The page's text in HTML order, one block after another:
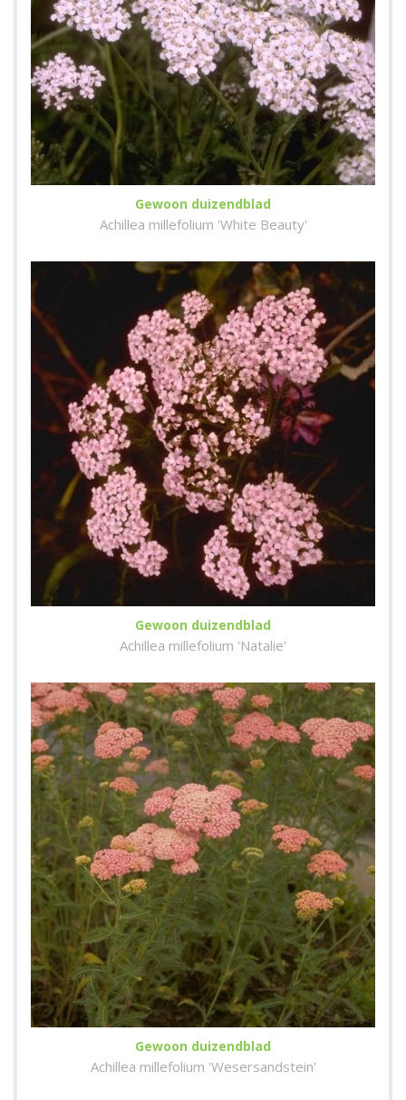
Gewoon duizendblad
Achillea millefolium 'White Beauty'
Gewoon duizendblad
Achillea millefolium 'Natalie'
Gewoon duizendblad
Achillea millefolium 'Wesersandstein'